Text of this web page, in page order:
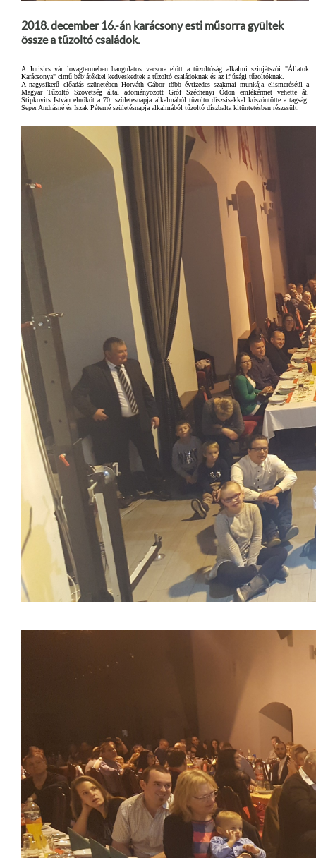
2018. december 16.-án karácsony esti műsorra gyültek
össze a tűzoltó családok.
A Jurisics vár lovagtermében hangulatos vacsora elött a tűzoltóság alkalmi szinjátszói "Állatok
Karácsonya" cimű bábjátékkel kedveskedtek a tűzoltó családoknak és az ifjúsági tűzoltóknak.
A nagysikerű előadás szünetében Horváth Gábor több évtizedes szakmai munkája elismeréséül a
Magyar Tűzoltó Szövetség által adományozott Gróf Széchenyi Ödön emlékérmet vehette át.
Stipkovits István elnököt a 70. születésnapja alkalmából tűzoltó díszsisakkal köszöntötte a tagság.
Seper Andrásné és Iszak Péterné születésnapja alkalmából tűzoltó díszbalta kitüntetésben részesült.